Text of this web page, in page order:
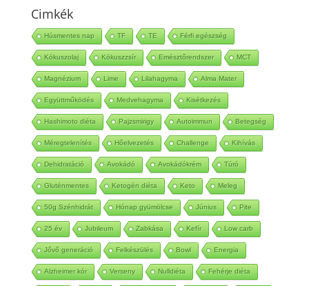
Cimkék
Húsmentes nap TF TE Férfi egészség
Kókuszolaj Kókuszzsír Emésztőrendszer MCT
Magnézium Lime Lilahagyma Alma Mater
Együttműködés Medvehagyma Kisétkezés
Hashimoto diéta Pajzsmirigy Autoimmun Betegség
Méregtelenítés Hőelvezetés Challenge Kihívás
Dehidratáció Avokádó Avokádókrém Túró
Gluténmentes Ketogén diéta Keto Meleg
50g Szénhidrát Hónap gyümölcse Június Pite
25 év Jubileum Zabkása Kefír Low carb
Jővő generáció Felkészülés Bowl Energia
Alzheimer kór Verseny Nulldiéta Fehérje diéta